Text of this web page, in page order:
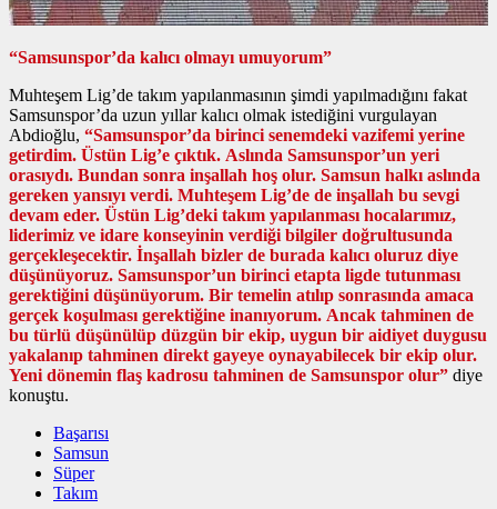
“Samsunspor’da kalıcı olmayı umuyorum”
Muhteşem Lig’de takım yapılanmasının şimdi yapılmadığını fakat
Samsunspor’da uzun yıllar kalıcı olmak istediğini vurgulayan
Abdioğlu, “Samsunspor’da birinci senemdeki vazifemi yerine
getirdim. Üstün Lig’e çıktık. Aslında Samsunspor’un yeri
orasıydı. Bundan sonra inşallah hoş olur. Samsun halkı aslında
gereken yansıyı verdi. Muhteşem Lig’de de inşallah bu sevgi
devam eder. Üstün Lig’deki takım yapılanması hocalarımız,
liderimiz ve idare konseyinin verdiği bilgiler doğrultusunda
gerçekleşecektir. İnşallah bizler de burada kalıcı oluruz diye
düşünüyoruz. Samsunspor’un birinci etapta ligde tutunması
gerektiğini düşünüyorum. Bir temelin atılıp sonrasında amaca
gerçek koşulması gerektiğine inanıyorum. Ancak tahminen de
bu türlü düşünülüp düzgün bir ekip, uygun bir aidiyet duygusu
yakalanıp tahminen direkt gayeye oynayabilecek bir ekip olur.
Yeni dönemin flaş kadrosu tahminen de Samsunspor olur” diye
konuştu.
Başarısı
Samsun
Süper
Takım